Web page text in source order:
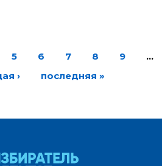
5 6 7 8 9
…
›
последняя »